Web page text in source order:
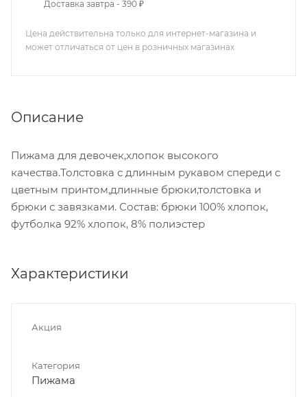
Доставка завтра - 390 ₽
Цена действительна только для интернет-магазина и
может отличаться от цен в розничных магазинах
Описание
Пижама для девочек,хлопок высокого
качества.Толстовка с длинным рукавом спереди с
цветным принтом,длинные брюки,толстовка и
брюки с завязками. Состав: брюки 100% хлопок,
футболка 92% хлопок, 8% полиэстер
Характеристики
Акция
Категория
Пижама